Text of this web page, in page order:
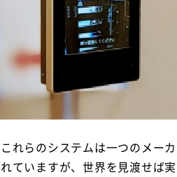
これらのシステムは一つのメー
れていますが、世界を見渡せば